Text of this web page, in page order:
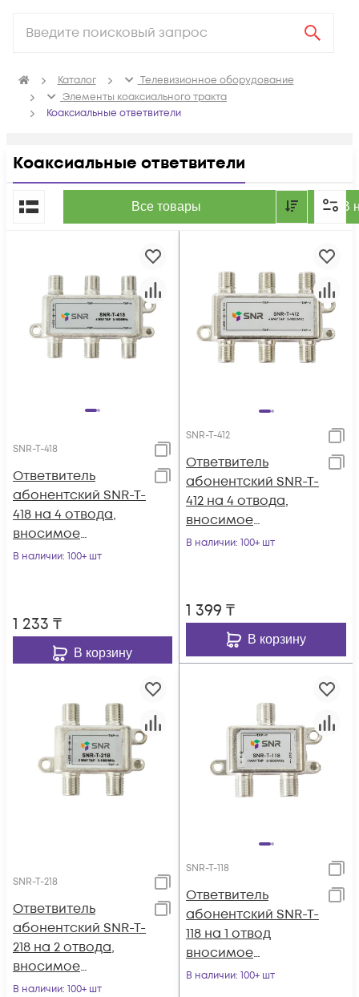
Каталог
Телевизионное оборудование
Элементы коаксиального тракта
Коаксиальные ответвители
Коаксиальные ответвители
Все товары В
По популярности
SNR-T-418
Ответвитель
абонентский SNR-T-
418 на 4 отвода,
вносимое
затухание IN-TAP
В наличии: 100+ шт
1 233 ₸
В корзину
SNR-T-412
Ответвитель
абонентский SNR-T-
412 на 4 отвода,
вносимое
затухание IN-TAP
В наличии: 100+ шт
1 399 ₸
В корзину
SNR-T-218
Ответвитель
абонентский SNR-T-
218 на 2 отвода,
вносимое
затухание IN-TAP
В наличии: 100+ шт
SNR-T-118
Ответвитель
абонентский SNR-T-
118 на 1 отвод
вносимое
затухание IN-TAP
В наличии: 100+ шт